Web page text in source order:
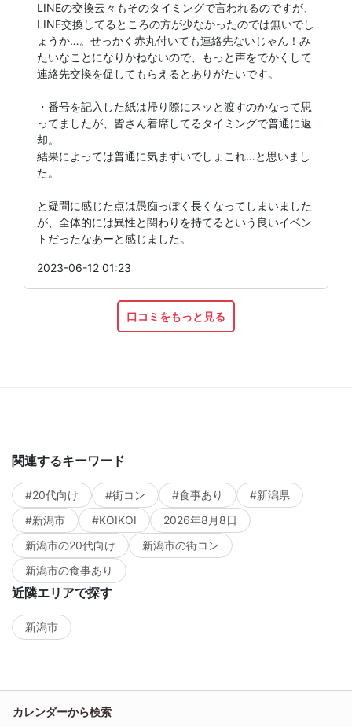
LINEの交換云々もそのタイミングで言われるのですが、
LINE交換してるところの方が少なかったのでは無いでし
ょうか…。せっかく赤丸付いても連絡先ないじゃん！み
たいなことになりかねないので、もっと声をでかくして
連絡先交換を促してもらえるとありがたいです。
・番号を記入した紙は帰り際にスッと渡すのかなって思
ってましたが、皆さん着席してるタイミングで普通に返
却。
結果によっては普通に気まずいでしょこれ…と思いまし
た。
と疑問に感じた点は愚痴っぽく長くなってしまいました
が、全体的には異性と関わりを持てるという良いイベン
トだったなあーと感じました。
2023-06-12 01:23
口コミをもっと見る
関連するキーワード
#20代向け #街コン #食事あり
#新潟県
#新潟市
#KOIKOI
2026年8月8日
新潟市の20代向け
新潟市の街コン
新潟市の食事あり
近隣エリアで探す
新潟市
カレンダーから検索